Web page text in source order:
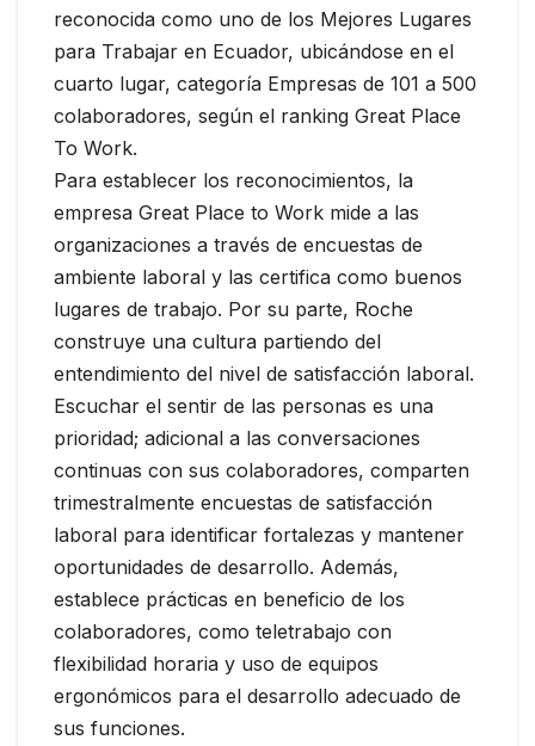
reconocida como uno de los Mejores Lugares
para Trabajar en Ecuador, ubicándose en el
cuarto lugar, categoría Empresas de 101 a 500
colaboradores, según el ranking Great Place
To Work.
Para establecer los reconocimientos, la
empresa Great Place to Work mide a las
organizaciones a través de encuestas de
ambiente laboral y las certifica como buenos
lugares de trabajo. Por su parte, Roche
construye una cultura partiendo del
entendimiento del nivel de satisfacción laboral.
Escuchar el sentir de las personas es una
prioridad; adicional a las conversaciones
continuas con sus colaboradores, comparten
trimestralmente encuestas de satisfacción
laboral para identificar fortalezas y mantener
oportunidades de desarrollo. Además,
establece prácticas en beneficio de los
colaboradores, como teletrabajo con
flexibilidad horaria y uso de equipos
ergonómicos para el desarrollo adecuado de
sus funciones.